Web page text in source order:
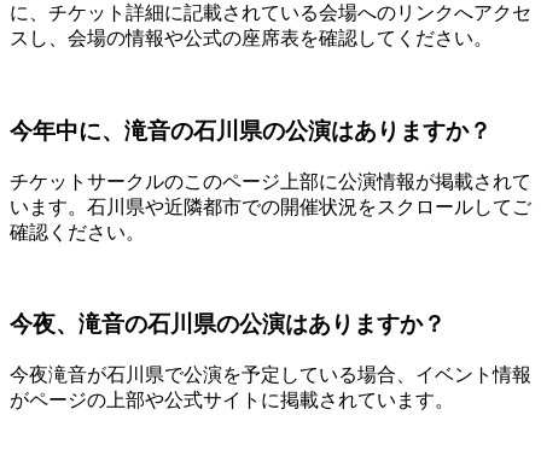
に、チケット詳細に記載されている会場へのリンクへアクセ
スし、会場の情報や公式の座席表を確認してください。
今年中に、滝音の石川県の公演はありますか？
チケットサークルのこのページ上部に公演情報が掲載されて
います。石川県や近隣都市での開催状況をスクロールしてご
確認ください。
今夜、滝音の石川県の公演はありますか？
今夜滝音が石川県で公演を予定している場合、イベント情報
がページの上部や公式サイトに掲載されています。